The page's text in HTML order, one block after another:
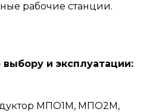
рабочие станции.
и эксплуатации:
МПО1М, МПО2М,